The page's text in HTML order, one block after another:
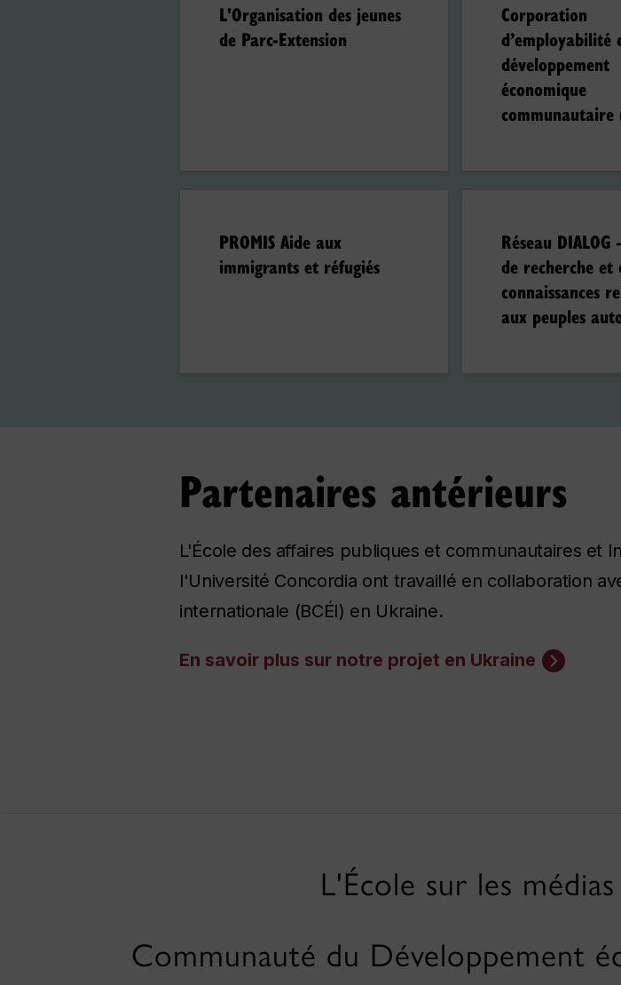
L'Organisation des jeunes
de Parc-Extension
Corporation
d’employabilité
développement
économique
communautaire
PROMIS Aide aux
immigrants et réfugiés
Réseau DIALOG
de recherche et
connaissances
aux peuples
Partenaires antérieurs
L'École des affaires publiques et communautaires et
l'Université Concordia ont travaillé en collaboration
internationale (BCÉI) en Ukraine.
En savoir plus sur notre projet en Ukraine
L'École sur les
Communauté du Développement